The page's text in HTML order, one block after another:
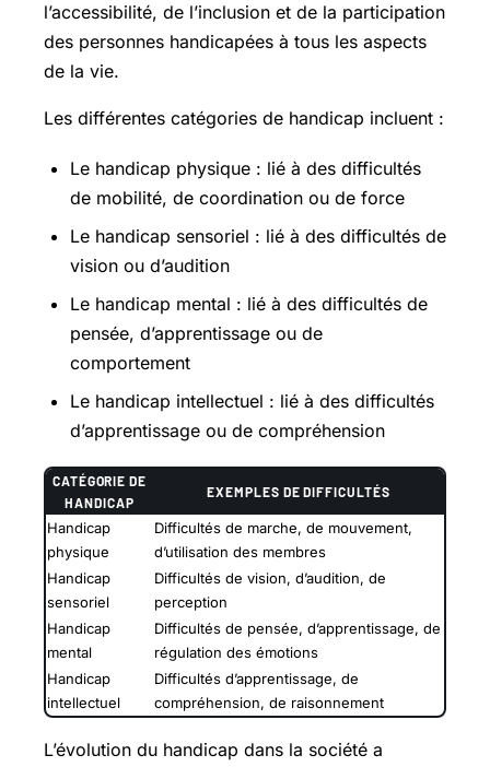
l’accessibilité, de l’inclusion et de la participation
des personnes handicapées à tous les aspects
de la vie.
Les différentes catégories de handicap incluent :
Le handicap physique : lié à des difficultés
de mobilité, de coordination ou de force
Le handicap sensoriel : lié à des difficultés de
vision ou d’audition
Le handicap mental : lié à des difficultés de
pensée, d’apprentissage ou de
comportement
Le handicap intellectuel : lié à des difficultés
d’apprentissage ou de compréhension
CATÉGORIE DE
HANDICAP
EXEMPLES DE DIFFICULTÉS
Handicap
physique
Difficultés de marche, de mouvement,
d’utilisation des membres
Handicap
sensoriel
Difficultés de vision, d’audition, de
perception
Handicap
mental
Difficultés de pensée, d’apprentissage, de
régulation des émotions
Handicap
intellectuel
Difficultés d’apprentissage, de
compréhension, de raisonnement
L’évolution du handicap dans la société a